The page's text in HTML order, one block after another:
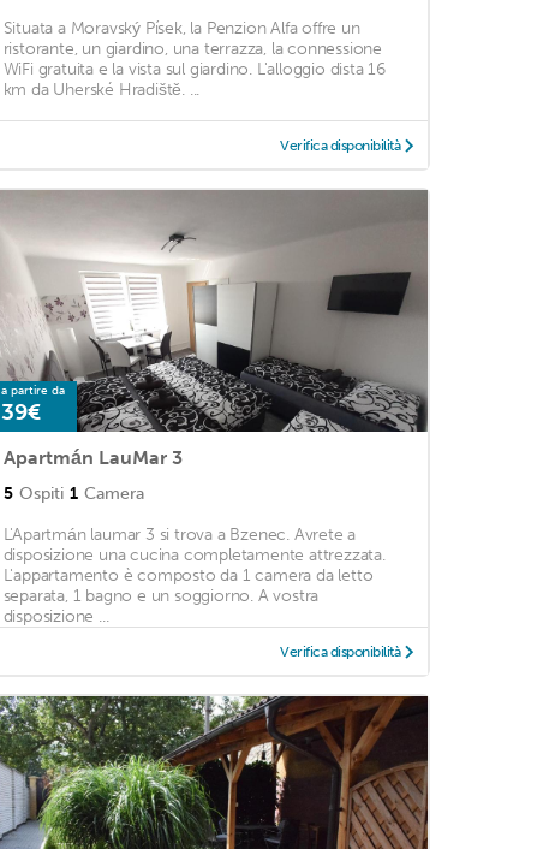
Situata a Moravský Písek, la Penzion Alfa offre un
ristorante, un giardino, una terrazza, la connessione
WiFi gratuita e la vista sul giardino. L'alloggio dista 16
km da Uherské Hradiště. ...
Verifica disponibilità
a partire da
39€
Apartmán LauMar 3
5 Ospiti 1 Camera
L'Apartmán laumar 3 si trova a Bzenec. Avrete a
disposizione una cucina completamente attrezzata.
L'appartamento è composto da 1 camera da letto
separata, 1 bagno e un soggiorno. A vostra
disposizione ...
Verifica disponibilità